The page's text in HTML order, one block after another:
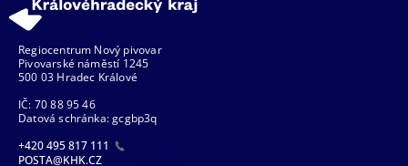
Regiocentrum Nový pivovar
Pivovarské náměstí 1245
500 03 Hradec Králové
IČ: 70 88 95 46
Datová schránka: gcgbp3q
+420 495 817 111
POSTA@KHK.CZ